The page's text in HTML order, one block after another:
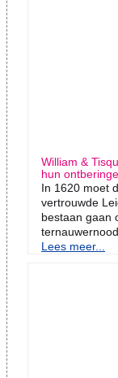
William &
hun
In 1620 moet
vertrouwde
bestaan gaan
Lees meer...